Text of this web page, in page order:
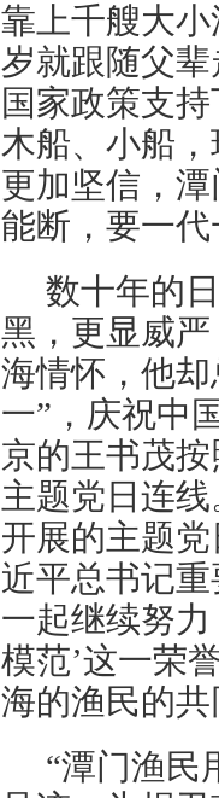
靠上千艘大
岁就跟随父
国家政策支
木船、小船
更加坚信，
能断，要一
数十年的
黑，更显威
海情怀，他
一”，庆祝中
京的王书茂
主题党日连
开展的主题
近平总书记
一起继续努
模范’这一荣
海的渔民的共
“潭门渔民